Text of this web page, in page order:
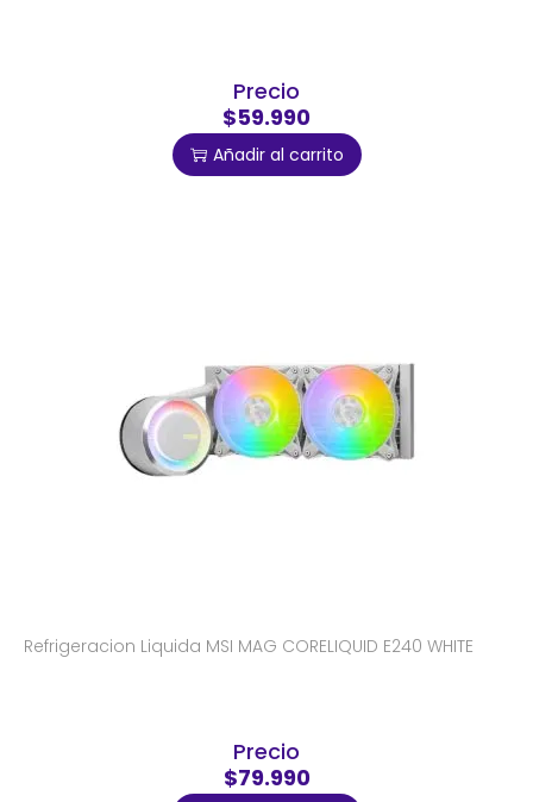
Precio
$59.990
Añadir al carrito
Refrigeracion Liquida MSI MAG CORELIQUID E240 WHITE
Precio
$79.990